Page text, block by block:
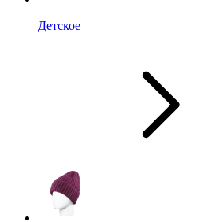
Детское